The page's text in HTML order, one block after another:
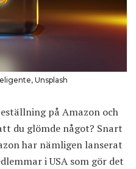
Unsplash
på Amazon och
du glömde något? Snart
har nämligen lanserat
i USA som gör det